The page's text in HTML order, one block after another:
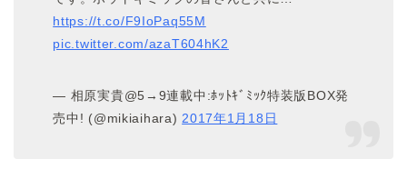
https://t.co/F9IoPaq55M
pic.twitter.com/azaT604hK2
— 相原実貴@5→9連載中:ﾎｯﾄｷﾞﾐｯｸ特装版BOX発
売中! (@mikiaihara)2017年1月18日